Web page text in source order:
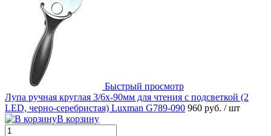
Быстрый просмотр
Лупа ручная круглая 3/6х-90мм для чтения с подсветкой (2
LED, черно-серебристая) Luxman G789-090 960 руб. / шт
В корзину